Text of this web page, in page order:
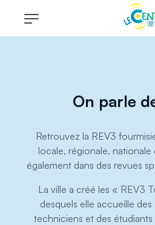
On parle
Retrouvez la REV3
locale, régionale,
également dans des revues
La ville a créé les « REV3
desquels elle accueille des
techniciens et des étudiants